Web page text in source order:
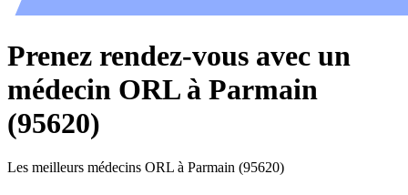
Prenez rendez-vous avec un
médecin ORL à Parmain
(95620)
Les meilleurs médecins ORL à Parmain (95620)